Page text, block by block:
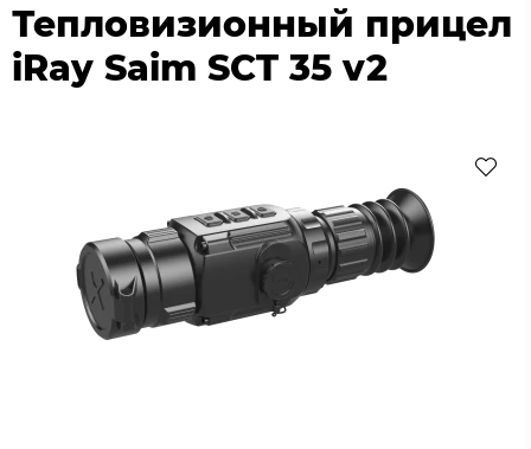
Тепловизионный прицел
iRay Saim SCT 35 v2